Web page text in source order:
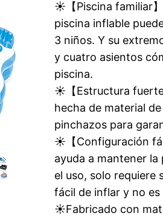
☀【Piscina familiar
piscina inflable
3 niños. Y su
y cuatro asientos
piscina.
☀【Estructura
hecha de material
pinchazos para
☀【Configuración
ayuda a mantener
el uso, solo requiere
fácil de inflar y no
☀Fabricado con